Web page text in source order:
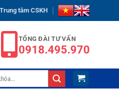
Trung tâm CSKH
TỔNG ĐÀI TƯ VẤN
0918.495.970